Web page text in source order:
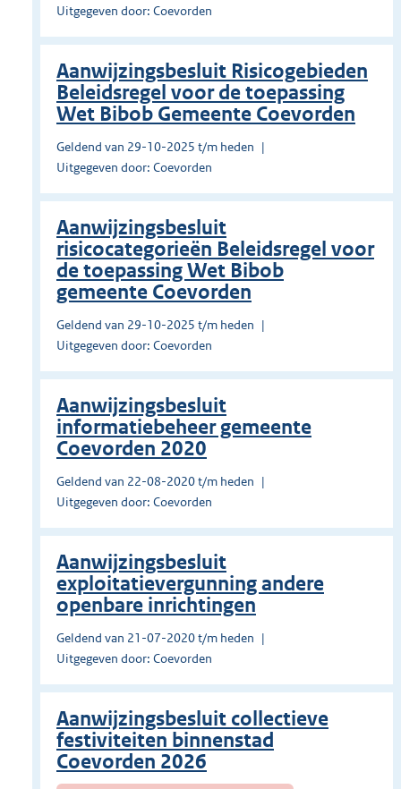
Uitgegeven door: Coevorden
Aanwijzingsbesluit Risicogebieden
Beleidsregel voor de toepassing
Wet Bibob Gemeente Coevorden
Geldend van 29-10-2025 t/m heden
Uitgegeven door: Coevorden
Aanwijzingsbesluit
risicocategorieën Beleidsregel voor
de toepassing Wet Bibob
gemeente Coevorden
Geldend van 29-10-2025 t/m heden
Uitgegeven door: Coevorden
Aanwijzingsbesluit
informatiebeheer gemeente
Coevorden 2020
Geldend van 22-08-2020 t/m heden
Uitgegeven door: Coevorden
Aanwijzingsbesluit
exploitatievergunning andere
openbare inrichtingen
Geldend van 21-07-2020 t/m heden
Uitgegeven door: Coevorden
Aanwijzingsbesluit collectieve
festiviteiten binnenstad
Coevorden 2026